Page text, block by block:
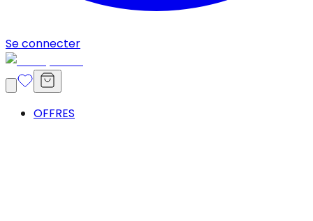
Se connecter
OFFRES